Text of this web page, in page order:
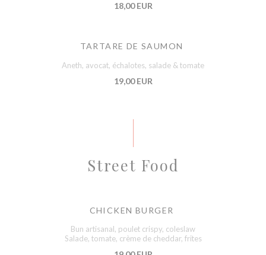
18,00 EUR
TARTARE DE SAUMON
Aneth, avocat, échalotes, salade & tomate
19,00 EUR
Street Food
CHICKEN BURGER
Bun artisanal, poulet crispy, coleslaw
Salade, tomate, crème de cheddar, frites